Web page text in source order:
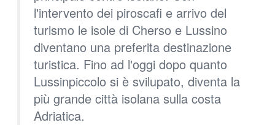
l'intervento dei piroscafi e arrivo del
turismo le isole di Cherso e Lussino
diventano una preferita destinazione
turistica. Fino ad l'oggi dopo quanto
Lussinpiccolo si è svilupato, diventa la
più grande città isolana sulla costa
Adriatica.